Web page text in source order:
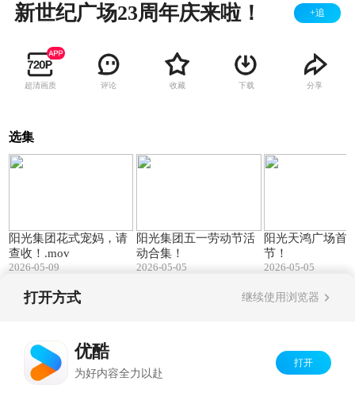
新世纪广场23周年庆来啦！ +追
超清画质 评论 收藏 下载 分享
选集
阳光集团花式宠妈，请
查收！.mov
2026-05-09
阳光集团五一劳动节活
动合集！
2026-05-05
阳光天鸿广场首
节！
2026-05-05
打开方式 继续使用浏览器
优酷
为好内容全力以赴
打开